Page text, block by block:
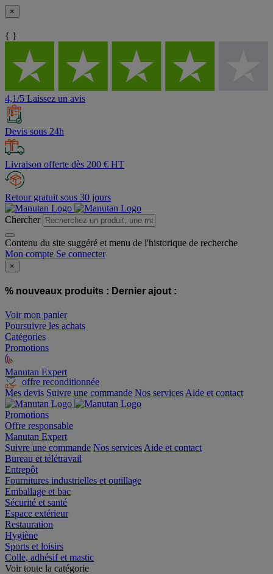
×
{ }
4,1/5 Laissez un avis
Devis sous 24h
Livraison offerte dès 200 € HT
Retour gratuit sous 30 jours
Chercher
Contenu du site suggéré et menu de l'historique de recherche
Mon compte Se connecter
×
% nouveaux produits : Dernier ajout :
Voir mon panier
Poursuivre les achats
Catégories
Promotions
Manutan Expert
offre reconditionnée
Mes devis Suivre une commande Nos services Aide et contact
Promotions
Offre responsable
Manutan Expert
Suivre une commande Nos services Aide et contact
Bureau et télétravail
Entrepôt
Fournitures industrielles et outillage
Emballage et bac
Sécurité et santé
Espace extérieur
Restauration
Hygiène
Sports et loisirs
Colle, adhésif et mastic
Voir toute la catégorie